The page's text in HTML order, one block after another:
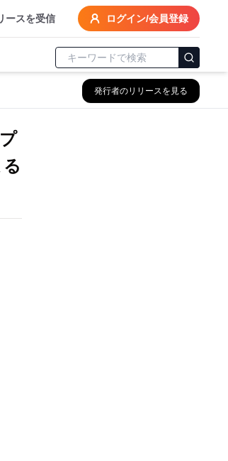
ースを受信 ログイン/会員登録
発行者のリリースを見る